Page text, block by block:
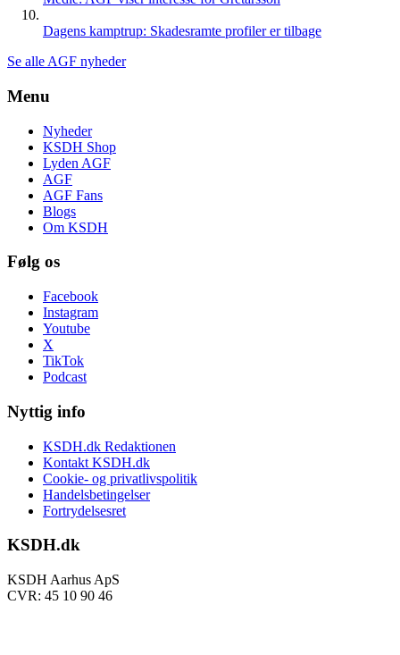
Dagens kamptrup: Skadesramte profiler er tilbage
Se alle AGF nyheder
Menu
Nyheder
KSDH Shop
Lyden AGF
AGF
AGF Fans
Blogs
Om KSDH
Følg os
Facebook
Instagram
Youtube
X
TikTok
Podcast
Nyttig info
KSDH.dk Redaktionen
Kontakt KSDH.dk
Cookie- og privatlivspolitik
Handelsbetingelser
Fortrydelsesret
KSDH.dk
KSDH Aarhus ApS
CVR: 45 10 90 46